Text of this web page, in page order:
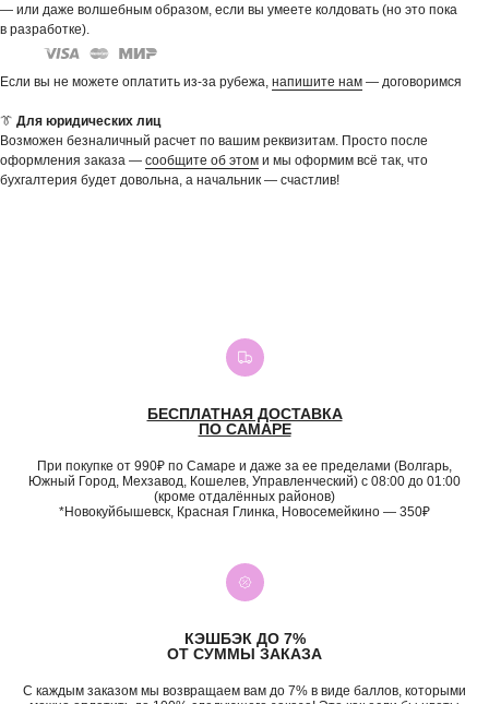
— или даже волшебным образом, если вы умеете колдовать (но это пока
в разработке).
Если вы не можете оплатить из-за рубежа, напишите нам — договоримся
👔 Для юридических лиц
Возможен безналичный расчет по вашим реквизитам. Просто после
оформления заказа — сообщите об этом и мы оформим всё так, что
бухгалтерия будет довольна, а начальник — счастлив!
БЕСПЛАТНАЯ ДОСТАВКА
ПО САМАРЕ
При покупке от 990₽ по Самаре и даже за ее пределами (Волгарь,
Южный Город, Мехзавод, Кошелев, Управленческий) с 08:00 до 01:00
(кроме отдалённых районов)
*Новокуйбышевск, Красная Глинка, Новосемейкино — 350₽
КЭШБЭК ДО 7%
ОТ СУММЫ ЗАКАЗА
С каждым заказом мы возвращаем вам до 7% в виде баллов, которыми